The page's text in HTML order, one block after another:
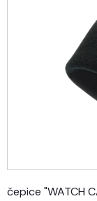
čepice "WATCH